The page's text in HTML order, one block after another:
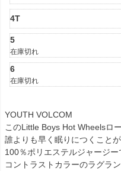
4T
5
在庫切れ
6
在庫切れ
YOUTH VOLCOM
このLittle Boys Hot Wheelsロ
誰よりも早く眠りにつくことが
100％ポリエステルジャージー
コントラストカラーのラグラン